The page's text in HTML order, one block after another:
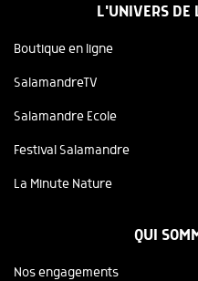
L'UNIVERS DE
Boutique en ligne
SalamandreTV
Salamandre Ecole
Festival Salamandre
La Minute Nature
QUI
Nos engagements